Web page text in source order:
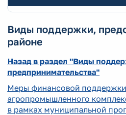
Виды поддержки,
районе
Назад в раздел "Виды
предпринимательства"
Меры финансовой
агропромышленного
в рамках муниципальной